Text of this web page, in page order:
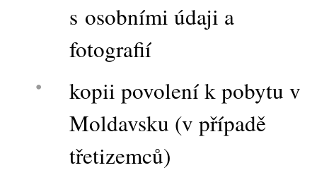
s osobními údaji a
fotografií
kopii povolení k pobytu v
Moldavsku (v případě
třetizemců)